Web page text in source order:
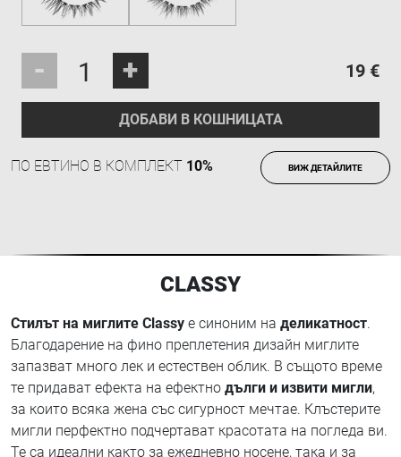
- + 19 €
ДОБАВИ В КОШНИЦАТА
ПО ЕВТИНО В КОМПЛЕКТ 10% ВИЖ ДЕТАЙЛИТЕ
CLASSY
Стилът на миглите Classy е синоним на деликатност.
Благодарение на фино преплетения дизайн миглите
запазват много лек и естествен облик. В същото време
те придават ефекта на ефектно дълги и извити мигли,
за които всяка жена със сигурност мечтае. Клъстерите
мигли перфектно подчертават красотата на погледа ви.
Те са идеални както за ежедневно носене, така и за